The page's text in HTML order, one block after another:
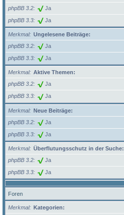
phpBB 3.2
Ja
phpBB 3.3 Ja
Merkmal
Ungelesene Beiträge:
phpBB 3.2
Ja
phpBB 3.3 Ja
Merkmal
Aktive Themen:
phpBB 3.2
Ja
phpBB 3.3 Ja
Merkmal
Neue Beiträge:
phpBB 3.2
Ja
phpBB 3.3 Ja
Merkmal
Überflutungsschutz in der Suche:
phpBB 3.2
Ja
phpBB 3.3 Ja
Foren
Merkmal
Kategorien: